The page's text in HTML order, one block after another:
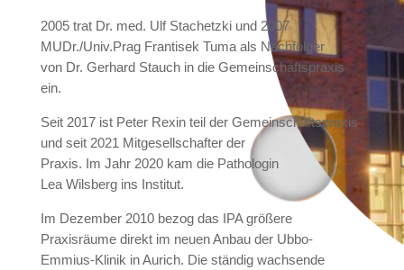
2005 trat Dr. med. Ulf Stachetzki und 2007
MUDr./Univ.Prag Frantisek Tuma als Nachfolger
von Dr. Gerhard Stauch in die Gemeinschaftspraxis
ein.
Seit 2017 ist Peter Rexin teil der Gemeinschaftspraxis
und seit 2021 Mitgesellschafter der
Praxis. Im Jahr 2020 kam die Pathologin
Lea Wilsberg ins Institut.
Im Dezember 2010 bezog das IPA größere
Praxisräume direkt im neuen Anbau der Ubbo-
Emmius-Klinik in Aurich. Die ständig wachsende